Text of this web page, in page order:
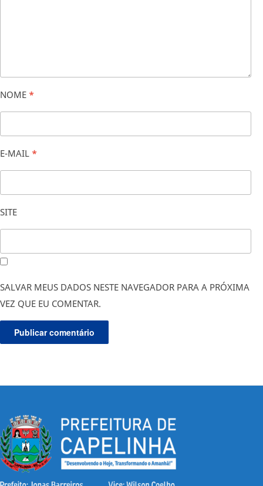
NOME *
E-MAIL *
SITE
SALVAR MEUS DADOS NESTE NAVEGADOR PARA A PRÓXIMA
VEZ QUE EU COMENTAR.